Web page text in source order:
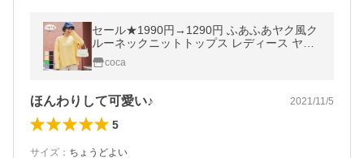
セール★1990円→1290円 ふあふあヤク風ク
ルーネックニットトップス レディース ヤッ
ク風 サイドスリット クルーネック 伸縮性 長
袖 メール便不可
coca
ほんわりして可愛い♪ 2021/11/5
5
サイズ ： ちょうどよい